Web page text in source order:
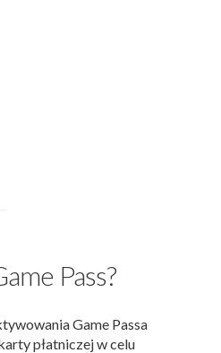
Pass?
Game Passa
płatniczej w celu